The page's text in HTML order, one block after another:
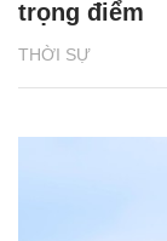
THỜI SỰ
trọng điểm